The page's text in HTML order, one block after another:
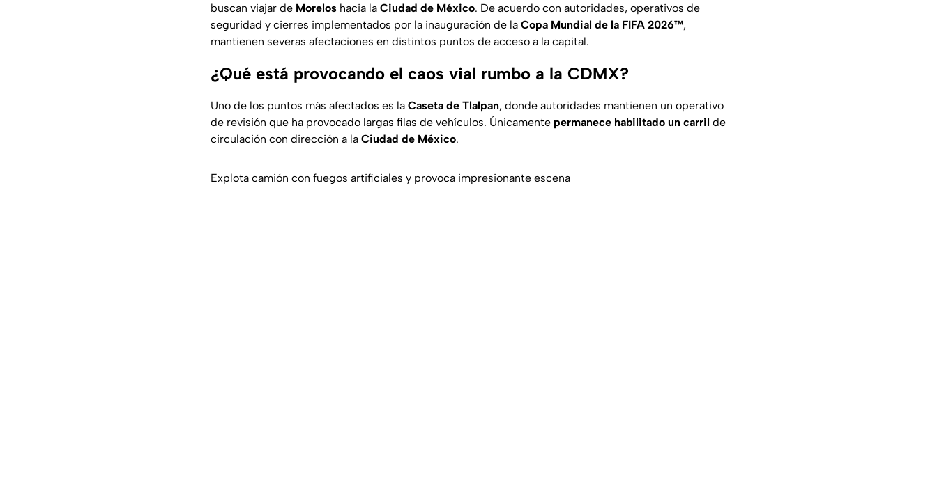
buscan viajar de Morelos hacia la Ciudad de México. De acuerdo con autoridades, operativos de
seguridad y cierres implementados por la inauguración de la Copa Mundial de la FIFA 2026™,
mantienen severas afectaciones en distintos puntos de acceso a la capital.
¿Qué está provocando el caos vial rumbo a la CDMX?
Uno de los puntos más afectados es la Caseta de Tlalpan, donde autoridades mantienen un operativo
de revisión que ha provocado largas filas de vehículos. Únicamente permanece habilitado un carril de
circulación con dirección a la Ciudad de México.
Explota camión con fuegos artificiales y provoca impresionante escena